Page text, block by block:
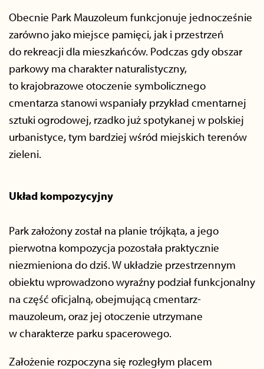
Obecnie Park Mauzoleum funkcjonuje jednocześnie
zarówno jako miejsce pamięci, jak i przestrzeń
do rekreacji dla mieszkańców. Podczas gdy obszar
parkowy ma charakter naturalistyczny,
to krajobrazowe otoczenie symbolicznego
cmentarza stanowi wspaniały przykład cmentarnej
sztuki ogrodowej, rzadko już spotykanej w polskiej
urbanistyce, tym bardziej wśród miejskich terenów
zieleni.
Układ kompozycyjny
Park założony został na planie trójkąta, a jego
pierwotna kompozycja pozostała praktycznie
niezmieniona do dziś. W układzie przestrzennym
obiektu wprowadzono wyraźny podział funkcjonalny
na część oficjalną, obejmującą cmentarz-
mauzoleum, oraz jej otoczenie utrzymane
w charakterze parku spacerowego.
Założenie rozpoczyna się rozległym placem